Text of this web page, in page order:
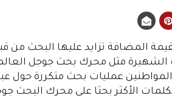
المضافة تزايد عليها البحث من
الشهيرة مثل محرك بحث جوجل
المواطنين عمليات بحث متكررة حول
الأكثر بحثا على محرك البحث